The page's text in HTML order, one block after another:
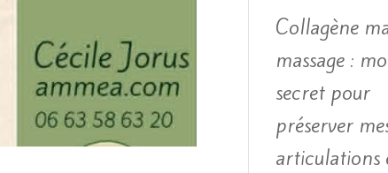
Collagène
massage :
secret pour
préserver
articulations